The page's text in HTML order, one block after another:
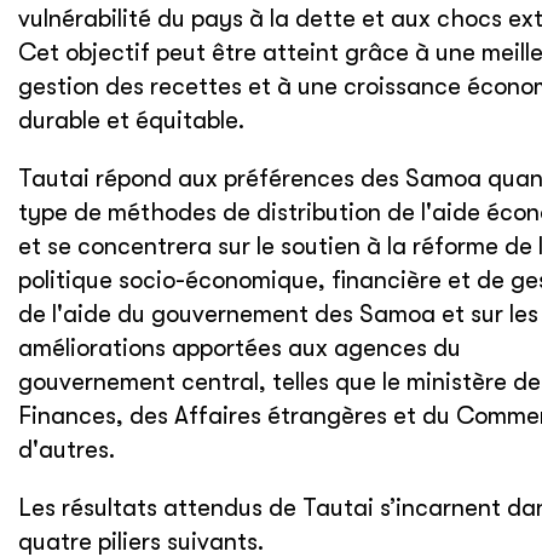
vulnérabilité du pays à la dette et aux chocs
Cet objectif peut être atteint grâce à une
gestion des recettes et à une croissance
durable et équitable.
Tautai répond aux préférences des Samoa
type de méthodes de distribution de l'aide
et se concentrera sur le soutien à la réforme de
politique socio-économique, financière et de
de l'aide du gouvernement des Samoa et sur les
améliorations apportées aux agences du
gouvernement central, telles que le ministère
Finances, des Affaires étrangères et du
d'autres.
Les résultats attendus de Tautai s’incarnent
quatre piliers suivants.